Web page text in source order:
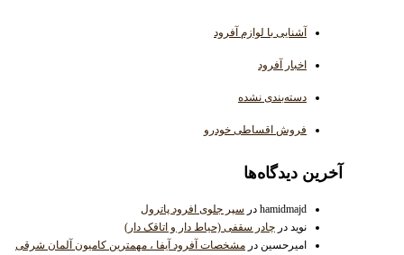
آشنایی با لوازم آفرود
اخبار آفرود
دسته‌بندی نشده
فروش اقساطی خودرو
آخرین دیدگاه‌ها
hamidmajd در سپر جلوی افرود پاترول
نوید در چادر سقفی (حیاط دار و اتاقک دار)
امیرحسین در مشخصات آفرود آیفا ، مهمترین کامیون آلمان شرقی